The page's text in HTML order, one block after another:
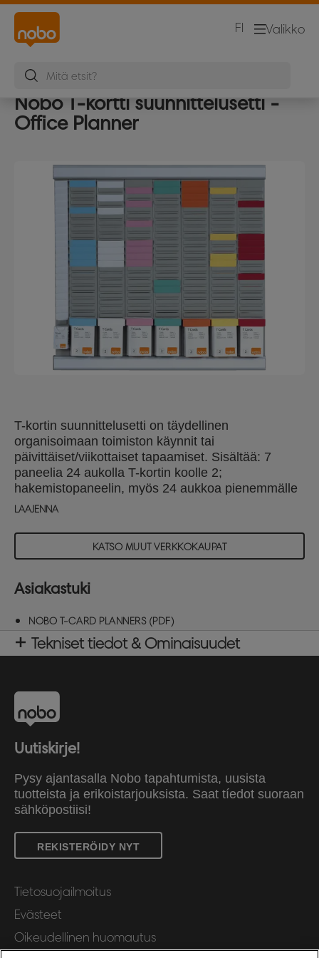
Valikko
FI
Nobo T-kortti suunnittelusetti -
Office Planner
T-kortin suunnittelusetti on täydellinen
organisoimaan toimiston käynnit tai
päivittäiset/viikottaiset tapaamiset. Sisältää: 7
paneelia 24 aukolla T-kortin koolle 2;
hakemistopaneelin, myös 24 aukkoa pienemmälle
koolle koko 1, pvä/aikakortit; 2 x alumiinikiskoa; 4 x
2 T-kortteja värivalikoimalla ja laatikko100 x koko
LAAJENNA
KATSO MUUT VERKKOKAUPAT
Asiakastuki
NOBO T-CARD PLANNERS (PDF)
Tekniset tiedot & Ominaisuudet
Uutiskirje!
Pysy ajantasalla Nobo tapahtumista, uusista
tuotteista ja erikoistarjouksista. Saat tíedot suoraan
sähköpostiisi!
REKISTERÖIDY NYT
Tietosuojailmoitus
Evästeet
Oikeudellinen huomautus